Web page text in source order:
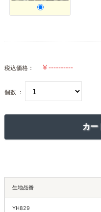
税込価格：
個数 ：
生地品番
YH829